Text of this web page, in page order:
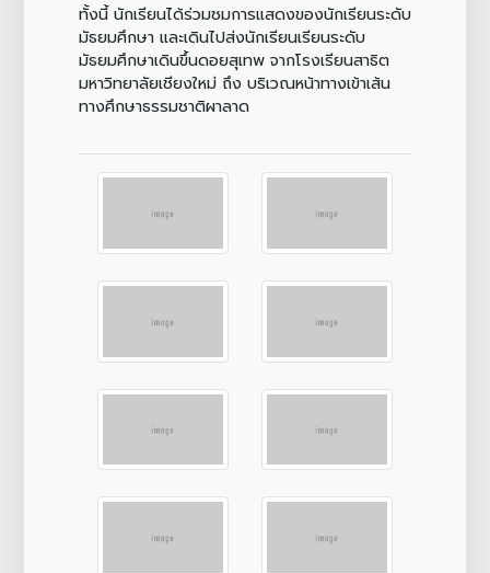
ทั้งนี้ นักเรียนได้ร่วมชมการแสดงของนักเรียนระดับ
มัธยมศึกษา และเดินไปส่งนักเรียนเรียนระดับ
มัธยมศึกษาเดินขึ้นดอยสุเทพ จากโรงเรียนสาธิต
มหาวิทยาลัยเชียงใหม่ ถึง บริเวณหน้าทางเข้าเส้น
ทางศึกษาธรรมชาติผาลาด